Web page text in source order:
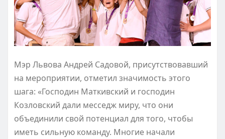
Мэр Львова Андрей Садовой, присутствовавший
на мероприятии, отметил значимость этого
шага: «Господин Маткивский и господин
Козловский дали месседж миру, что они
объединили свой потенциал для того, чтобы
иметь сильную команду. Многие начали